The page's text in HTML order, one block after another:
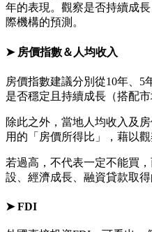
年的表現。觀察是否持續成
際機構的預測。
➤ 房價指數＆人均收入
房價指數建議分別從10年、5
是否穩定且持續成長（搭配市
除此之外，當地人均收入及
用的「房價所得比」，藉以
若過高，不代表一定不能買
設、經濟成長、融資貸款取得
➤ FDI